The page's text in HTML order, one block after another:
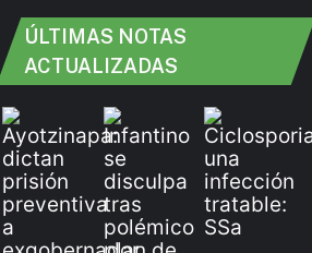
ÚLTIMAS NOTAS
ACTUALIZADAS